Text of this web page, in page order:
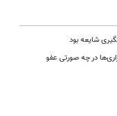
شایعه بود
در یک هفته‌ | فراری‌ها در چه صورتی عفو